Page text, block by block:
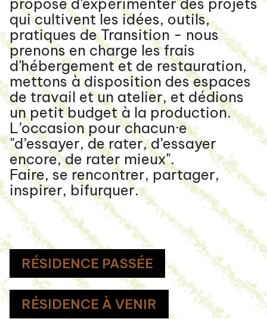
qui cultivent les idées, outils,
pratiques de Transition - nous
prenons en charge les frais
d'hébergement et de restauration,
mettons à disposition des espaces
de travail et un atelier, et dédions
un petit budget à la production.
L’occasion pour chacun·e
"d’essayer, de rater, d’essayer
encore, de rater mieux".
Faire, se rencontrer, partager,
inspirer, bifurquer.
RÉSIDENCE PASSÉE
RÉSIDENCE À VENIR